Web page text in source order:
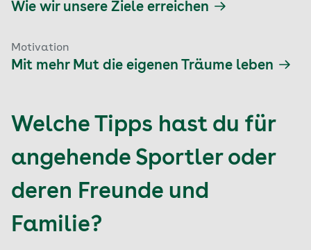
Wie wir unsere Ziele erreichen
Motivation
Mit mehr Mut die eigenen Träume leben
Welche Tipps hast du für
angehende Sportler oder
deren Freunde und
Familie?